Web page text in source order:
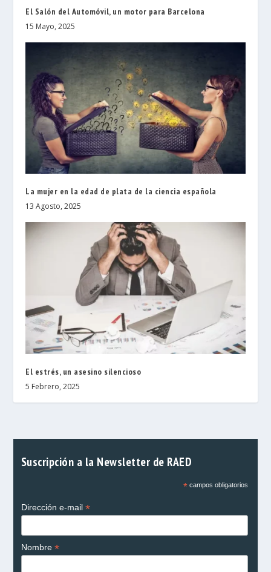
El Salón del Automóvil, un motor para Barcelona
15 Mayo, 2025
La mujer en la edad de plata de la ciencia española
13 Agosto, 2025
El estrés, un asesino silencioso
5 Febrero, 2025
Suscripción a la Newsletter de RAED
*campos obligatorios
Dirección e-mail *
Nombre *